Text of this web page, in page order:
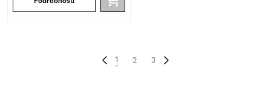
1 2 3